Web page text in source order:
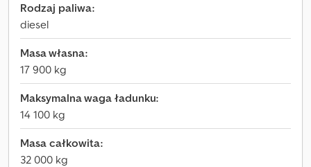
Rodzaj paliwa:
diesel
Masa własna:
17 900 kg
Maksymalna waga ładunku:
14 100 kg
Masa całkowita:
32 000 kg